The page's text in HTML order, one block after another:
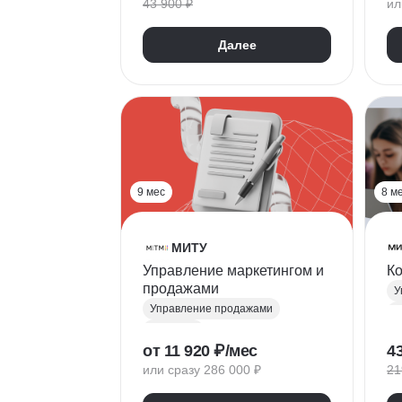
Управление изменениями
Руководитель
Топ менеджмент
43 900 ₽
Далее
9 мес
МИТУ
Управление маркетингом и
продажами
Управление продажами
Директор по маркетингу
Директор по продажам
Руководитель
от 11 920 ₽/мес
или сразу 286 000 ₽
8